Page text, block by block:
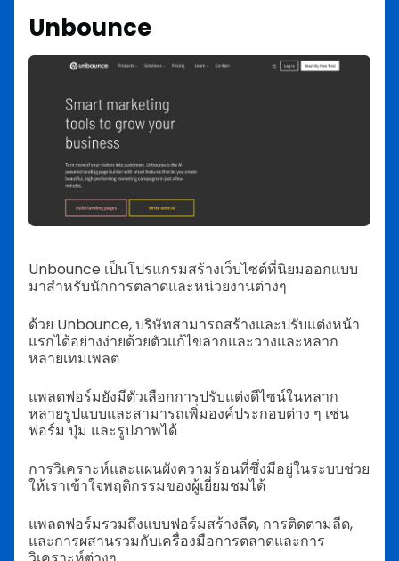
Unbounce
Unbounce เป็นโปรแกรมสร้างเว็บไซต์ที่นิยมออกแบบ
มาสำหรับนักการตลาดและหน่วยงานต่างๆ
ด้วย Unbounce, บริษัทสามารถสร้างและปรับแต่งหน้า
แรกได้อย่างง่ายด้วยตัวแก้ไขลากและวางและหลาก
หลายเทมเพลต
แพลตฟอร์มยังมีตัวเลือกการปรับแต่งดีไซน์ในหลาก
หลายรูปแบบและสามารถเพิ่มองค์ประกอบต่าง ๆ เช่น
ฟอร์ม ปุ่ม และรูปภาพได้
การวิเคราะห์และแผนผังความร้อนที่ซึ่งมีอยู่ในระบบช่วย
ให้เราเข้าใจพฤติกรรมของผู้เยี่ยมชมได้
แพลตฟอร์มรวมถึงแบบฟอร์มสร้างลีด, การติดตามลีด,
และการผสานรวมกับเครื่องมือการตลาดและการ